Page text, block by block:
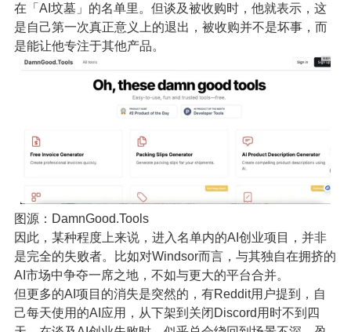
在「AI坟墓」的名单里。但谈及被收购时，他就表示，这
是自己第一次真正意义上的退出，被收购并不是坏事，而
是能让他专注于其他产品。
图源：DamnGood.Tools
因此，某种程度上来说，进入名单内的AI创业项目，并非
是完全的失败者。比如对Windsor而言，与其独自在拥挤的
AI市场中争夺一席之地，不如与更大的平台合并。
但更多的AI项目的消失是突然的，有Reddit用户提到，自
己每天使用的AI应用，从下架到关闭Discord用时不到四